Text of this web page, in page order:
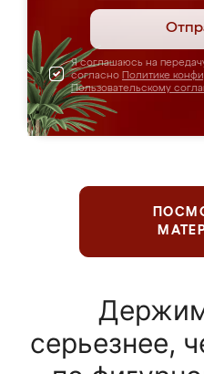
Я соглашаюсь на
согласно Политике
Пользовательскому
серьезнее,